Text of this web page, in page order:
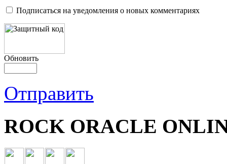
Подписаться на уведомления о новых комментариях
Обновить
Отправить
ROCK ORACLE